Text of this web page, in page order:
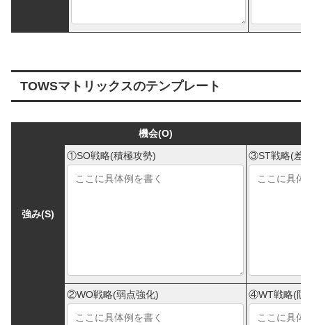
TOWSマトリックスのテンプレート
機会(O)
強み(S)
①SO戦略(積極攻勢) ③ST戦略(差
②WO戦略(弱点強化) ④WT戦略(防